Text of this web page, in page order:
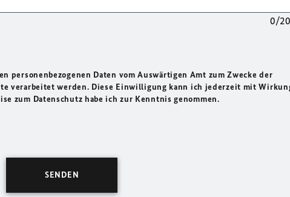
0/
personenbezogenen Daten vom Auswärtigen Amt zum Zwecke der
verarbeitet werden. Diese Einwilligung kann ich jederzeit mit
zum Datenschutz habe ich zur Kenntnis genommen.